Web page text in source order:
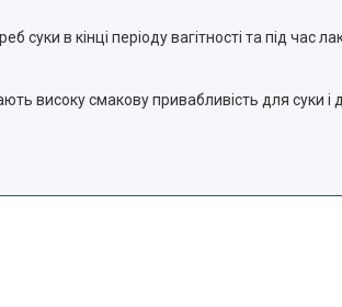
в кінці періоду вагітності та під час
високу смакову привабливість для суки і